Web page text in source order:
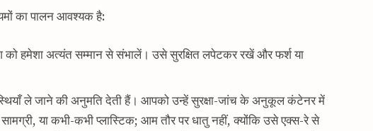
का पालन आवश्यक है:
हमेशा अत्यंत सम्मान से संभालें। उसे सुरक्षित लपेटकर रखें और फर्श या
ले जाने की अनुमति देती हैं। आपको उन्हें सुरक्षा-जांच के अनुकूल कंटेनर में
या कभी-कभी प्लास्टिक; आम तौर पर धातु नहीं, क्योंकि उसे एक्स-रे से